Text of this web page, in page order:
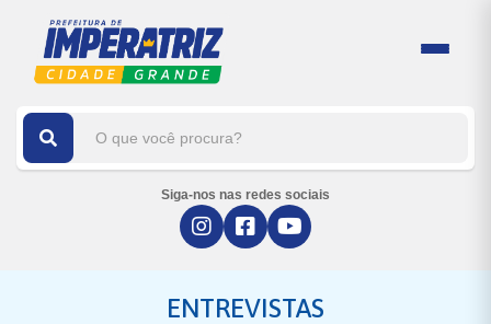
Siga-nos nas redes sociais
ENTREVISTAS